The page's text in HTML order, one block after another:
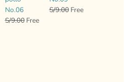
No.06
S/9.00 Free
S/9.00 Free